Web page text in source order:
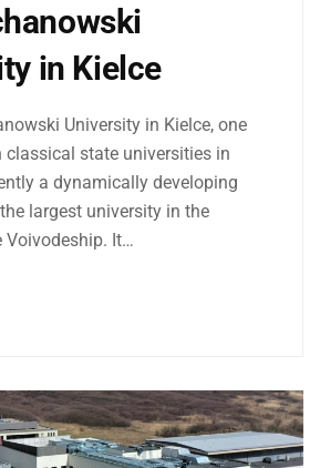
in Kielce
University in Kielce, one
classical state universities in
a dynamically developing
largest university in the
Voivodeship. It…